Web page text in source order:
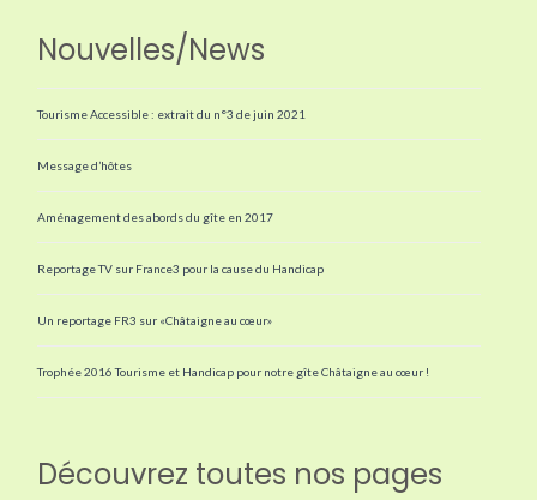
Nouvelles/News
Tourisme Accessible : extrait du n°3 de juin 2021
Message d’hôtes
Aménagement des abords du gîte en 2017
Reportage TV sur France3 pour la cause du Handicap
Un reportage FR3 sur «Châtaigne au cœur»
Trophée 2016 Tourisme et Handicap pour notre gîte Châtaigne au cœur !
Découvrez toutes nos pages